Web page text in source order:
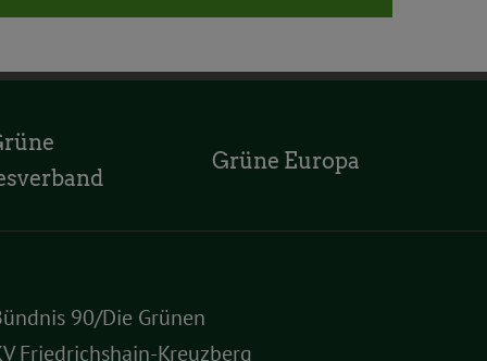
Grüne Europa
90/Die Grünen
Friedrichshain-Kreuzberg